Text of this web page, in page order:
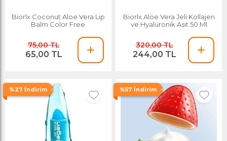
Biorlx Coconut Aloe Vera Lip
Balm Color Free
75,00 TL
65,00 TL
Biorlx Aloe Vera Jeli Kollajen
ve Hyaluronik Asit 50 Ml
320,00 TL
244,00 TL
%27 İndirim %57 İndirim